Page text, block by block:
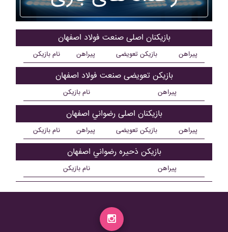
بازیکنان اصلی صنعت فولاد اصفهان
نام بازیکن پیراهن بازیکن تعویضی پیراهن
بازیکن تعویضی صنعت فولاد اصفهان
نام بازیکن پیراهن
بازیکنان اصلی رضواني اصفهان
نام بازیکن پیراهن بازیکن تعویضی پیراهن
بازیکن ذحیره رضواني اصفهان
نام بازیکن پیراهن